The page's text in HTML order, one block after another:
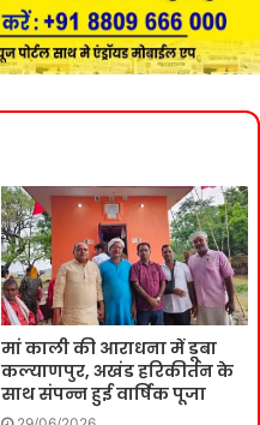
मां काली की आराधना में डूबा
कल्याणपुर, अखंड हरिकीर्तन के
साथ संपन्न हुई वार्षिक पूजा